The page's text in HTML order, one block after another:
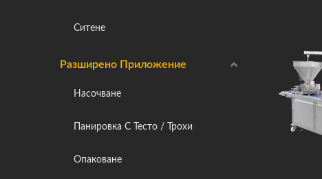
Ситене
Разширено Приложение
Насочване
Панировка С Тесто / Трохи
Опаковане